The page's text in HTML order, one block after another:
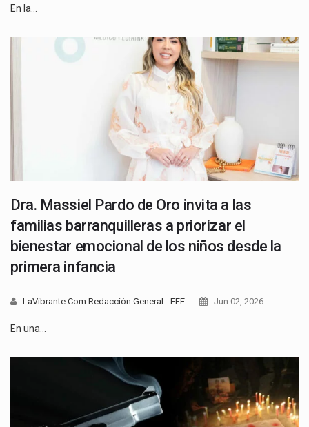
En la…
Dra. Massiel Pardo de Oro invita a las
familias barranquilleras a priorizar el
bienestar emocional de los niños desde la
primera infancia
LaVibrante.Com Redacción General - EFE Jun 02, 2026
En una…